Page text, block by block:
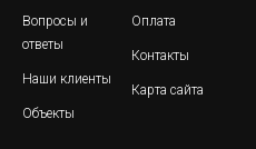
Вопросы и
ответы
Наши клиенты
Объекты
Оплата
Контакты
Карта сайта